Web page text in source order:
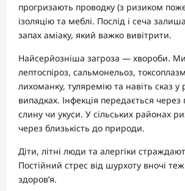
прогризають проводку (з ризиком
ізоляцію та меблі. Послід і сеча
запах аміаку, який важко вивітрити.
Найсерйозніша загроза — хвороби.
лептоспіроз, сальмонельоз,
лихоманку, туляремію та навіть сказ у
випадках. Інфекція передається через
слину чи укуси. У сільських районах
через близькість до природи.
Діти, літні люди та алергіки
Постійний стрес від шурхоту вночі
здоров’я.